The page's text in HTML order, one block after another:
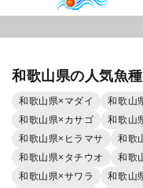
和歌山県の人気魚
和歌山県×マダイ 和歌山
和歌山県×カサゴ
和歌山
和歌山県×ヒラマサ
和歌
和歌山県×タチウオ
和歌
和歌山県×サワラ
和歌山